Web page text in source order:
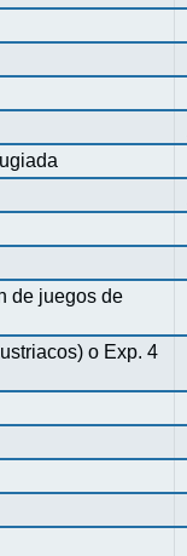
de juegos de
o Exp. 4